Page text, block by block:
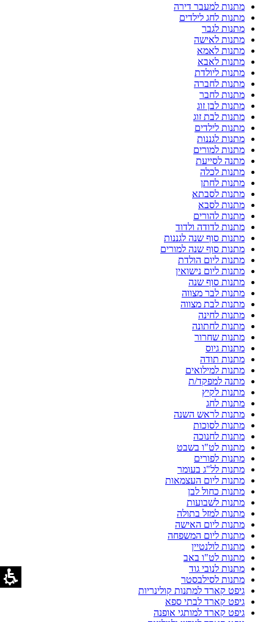
מתנות למעבר דירה
מתנות לחג לילדים
מתנות לגבר
מתנות לאישה
מתנות לאמא
מתנות לאבא
מתנות ליולדת
מתנות לחברה
מתנות לחבר
מתנות לבן זוג
מתנות לבת זוג
מתנות לילדים
מתנות לגננות
מתנות למורים
מתנה לסייעת
מתנות לכלה
מתנות לחתן
מתנות לסבתא
מתנות לסבא
מתנות להורים
מתנות לדודה ולדוד
מתנות סוף שנה לגננות
מתנות סוף שנה למורים
מתנות ליום הולדת
מתנות ליום נישואין
מתנות סוף שנה
מתנות לבר מצווה
מתנות לבת מצווה
מתנות לחינה
מתנות לחתונה
מתנות שחרור
מתנות גיוס
מתנות תודה
מתנות למילואים
מתנה למפקד/ת
מתנות לקיץ
מתנות לחג
מתנות לראש השנה
מתנות לסוכות
מתנות לחנוכה
מתנות לט"ו בשבט
מתנות לפורים
מתנות לל"ג בעומר
מתנות ליום העצמאות
מתנות כחול לבן
מתנות לשבועות
מתנות למזל בתולה
מתנות ליום האישה
מתנות ליום המשפחה
מתנות לולנטיין
מתנות לט"ו באב
מתנות לנובי גוד
מתנות לסילבסטר
גיפט קארד למתנות קולינריות
גיפט קארד לבתי ספא
גיפט קארד למותגי אופנה